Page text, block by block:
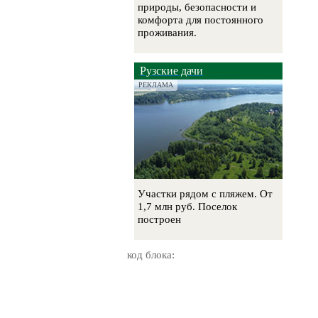
природы, безопасности и
комфорта для постоянного
проживания.
Рузские дачи
РЕКЛАМА
Участки рядом с пляжем. От
1,7 млн руб. Поселок
построен
код блока: